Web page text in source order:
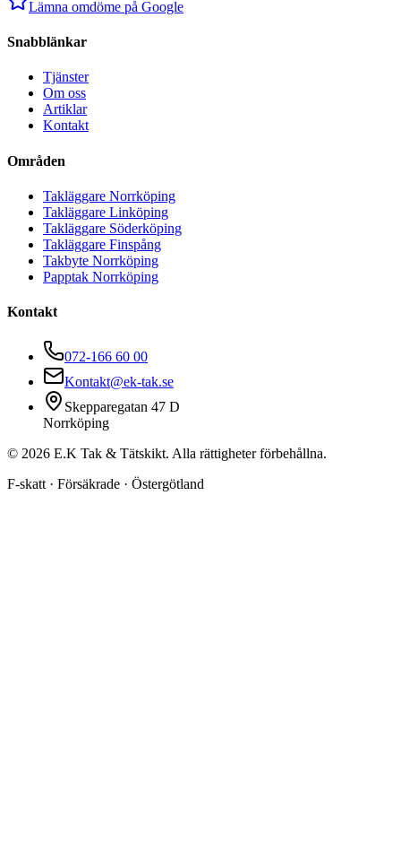
Lämna omdöme på Google
Snabblänkar
Tjänster
Om oss
Artiklar
Kontakt
Områden
Takläggare Norrköping
Takläggare Linköping
Takläggare Söderköping
Takläggare Finspång
Takbyte Norrköping
Papptak Norrköping
Kontakt
072-166 60 00
Kontakt@ek-tak.se
Skepparegatan 47 D
Norrköping
© 2026 E.K Tak & Tätskikt. Alla rättigheter förbehållna.
F-skatt · Försäkrade · Östergötland